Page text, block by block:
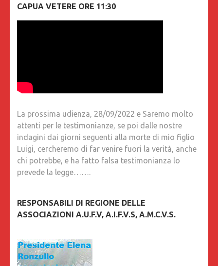
CAPUA VETERE ORE 11:30
La prossima udienza, 28/09/2022 e Saremo molto
attenti per le testimonianze, se poi dalle nostre
indagini dai giorni seguenti alla morte di mio figlio
Luigi, cercheremo di far venire fuori la verità, anche
chi potrebbe, e ha fatto falsa testimonianza lo
prevede la legge…….
RESPONSABILI DI REGIONE DELLE
ASSOCIAZIONI A.U.F.V, A.I.F.V.S, A.M.C.V.S.